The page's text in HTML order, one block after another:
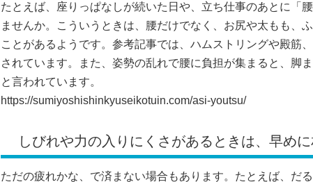
たとえば、座りっぱなしが続いた日や、立ち仕事のあとに「
ませんか。こういうときは、腰だけでなく、お尻や太もも、
ことがあるようです。参考記事では、ハムストリングや殿筋
されています。また、姿勢の乱れで腰に負担が集まると、脚
と言われています。
https://sumiyoshishinkyuseikotuin.com/asi-youtsu/
しびれや力の入りにくさがあるときは、早め
ただの疲れかな、で済まない場合もあります。たとえば、だ